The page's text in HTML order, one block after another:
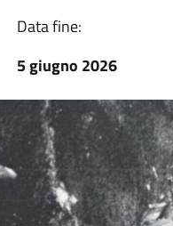
Data fine:
5 giugno 2026